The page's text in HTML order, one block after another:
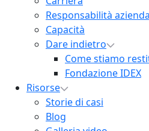
Responsabilità
Capacità
Dare indietro
Come stiamo
Fondazione IDEX
Risorse
Storie di casi
Blog